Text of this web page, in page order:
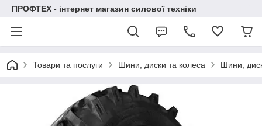
ПРОФТЕХ - інтернет магазин силової техніки
Товари та послуги Шини, диски та колеса Шини,